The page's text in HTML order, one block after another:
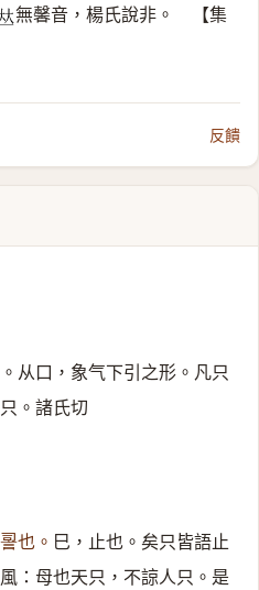
無馨音，楊氏說非。 【集
反饋
从口，象气下引之形。凡只
。諸氏切
也。 巳，止也。矣只皆語止
：母也天只，不諒人只。是